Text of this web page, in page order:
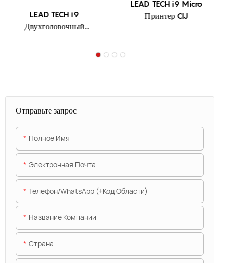
LEAD TECH i9
Двухголовочный
LEAD TECH i9 Micro
Принтер CIJ
Отправьте запрос
Полное Имя
Электронная Почта
Телефон/WhatsApp (+код Области)
Название Компании
Страна